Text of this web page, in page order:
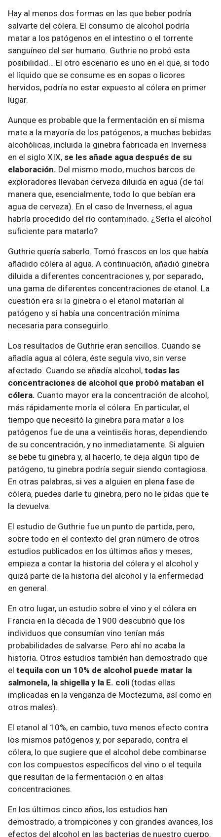
Hay al menos dos formas en las que beber podría
salvarte del cólera. El consumo de alcohol podría
matar a los patógenos en el intestino o el torrente
sanguíneo del ser humano. Guthrie no probó esta
posibilidad… El otro escenario es uno en el que, si todo
el líquido que se consume es en sopas o licores
hervidos, podría no estar expuesto al cólera en primer
lugar.
Aunque es probable que la fermentación en sí misma
mate a la mayoría de los patógenos, a muchas bebidas
alcohólicas, incluida la ginebra fabricada en Inverness
en el siglo XIX, se les añade agua después de su
elaboración. Del mismo modo, muchos barcos de
exploradores llevaban cerveza diluida en agua (de tal
manera que, esencialmente, todo lo que bebían era
agua de cerveza). En el caso de Inverness, el agua
habría procedido del río contaminado. ¿Sería el alcohol
suficiente para matarlo?
Guthrie quería saberlo. Tomó frascos en los que había
añadido cólera al agua. A continuación, añadió ginebra
diluida a diferentes concentraciones y, por separado,
una gama de diferentes concentraciones de etanol. La
cuestión era si la ginebra o el etanol matarían al
patógeno y si había una concentración mínima
necesaria para conseguirlo.
Los resultados de Guthrie eran sencillos. Cuando se
añadía agua al cólera, éste seguía vivo, sin verse
afectado. Cuando se añadía alcohol, todas las
concentraciones de alcohol que probó mataban el
cólera. Cuanto mayor era la concentración de alcohol,
más rápidamente moría el cólera. En particular, el
tiempo que necesitó la ginebra para matar a los
patógenos fue de una a veintiséis horas, dependiendo
de su concentración, y no inmediatamente. Si alguien
se bebe tu ginebra y, al hacerlo, te deja algún tipo de
patógeno, tu ginebra podría seguir siendo contagiosa.
En otras palabras, si ves a alguien en plena fase de
cólera, puedes darle tu ginebra, pero no le pidas que te
la devuelva.
El estudio de Guthrie fue un punto de partida, pero,
sobre todo en el contexto del gran número de otros
estudios publicados en los últimos años y meses,
empieza a contar la historia del cólera y el alcohol y
quizá parte de la historia del alcohol y la enfermedad
en general.
En otro lugar, un estudio sobre el vino y el cólera en
Francia en la década de 1900 descubrió que los
individuos que consumían vino tenían más
probabilidades de salvarse. Pero ahí no acaba la
historia. Otros estudios también han demostrado que
el tequila con un 10% de alcohol puede matar la
salmonela, la shigella y la E. coli (todas ellas
implicadas en la venganza de Moctezuma, así como en
otros males).
El etanol al 10%, en cambio, tuvo menos efecto contra
los mismos patógenos y, por separado, contra el
cólera, lo que sugiere que el alcohol debe combinarse
con los compuestos específicos del vino o el tequila
que resultan de la fermentación o en altas
concentraciones.
En los últimos cinco años, los estudios han
demostrado, a trompicones y con grandes avances, los
efectos del alcohol en las bacterias de nuestro cuerpo.